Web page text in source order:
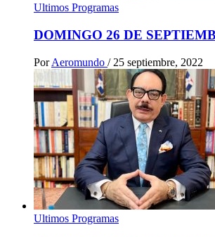
Ultimos Programas
DOMINGO 26 DE
Por Aeromundo / 25 septiembre, 2022
Ultimos Programas